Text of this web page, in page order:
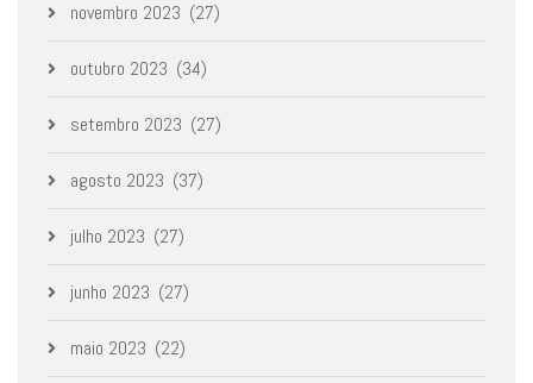
novembro 2023 (27)
outubro 2023 (34)
setembro 2023 (27)
agosto 2023 (37)
julho 2023 (27)
junho 2023 (27)
maio 2023 (22)